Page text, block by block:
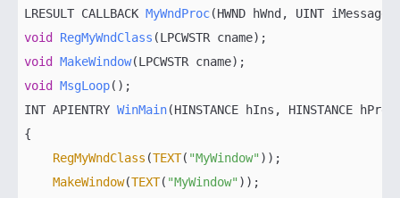
LRESULT CALLBACK MyWndProc(HWND hWnd, UINT iMessage,
void
RegMyWndClass (LPCWSTR cname)
void
MakeWindow(LPCWSTR cname)
void
MsgLoop()
INT APIENTRY WinMain(HINSTANCE hIns, HINSTANCE
{
RegMyWndClass (TEXT( "MyWindow" ));
MakeWindow(TEXT( "MyWindow" ));